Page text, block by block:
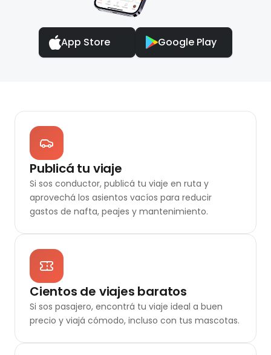
App Store Google Play
Publicá tu viaje
Si sos conductor, publicá tu viaje en ruta y
aprovechá los asientos vacíos para reducir
gastos de nafta, peajes y mantenimiento.
Cientos de viajes baratos
Si sos pasajero, encontrá tu viaje ideal a buen
precio y viajá cómodo, incluso con tus mascotas.